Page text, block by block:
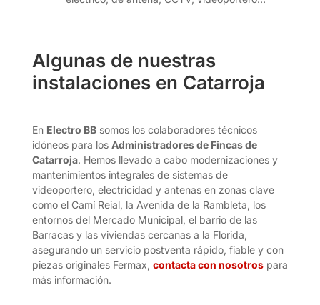
Algunas de nuestras
instalaciones en Catarroja
En Electro BBsomos los colaboradores técnicos
idóneos para los Administradores de Fincas de
Catarroja. Hemos llevado a cabo modernizaciones y
mantenimientos integrales de sistemas de
videoportero, electricidad y antenas en zonas clave
como el Camí Reial, la Avenida de la Rambleta, los
entornos del Mercado Municipal, el barrio de las
Barracas y las viviendas cercanas a la Florida,
asegurando un servicio postventa rápido, fiable y con
piezas originales Fermax, contacta con nosotros para
más información.